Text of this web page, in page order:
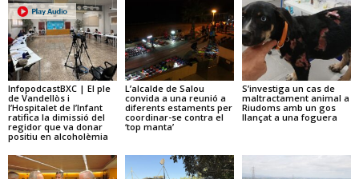
InfopodcastBXC | El ple
de Vandellòs i
l’Hospitalet de l’Infant
ratifica la dimissió del
regidor que va donar
positiu en alcoholèmia
L’alcalde de Salou
convida a una reunió a
diferents estaments per
coordinar-se contra el
‘top manta’
S’investiga un cas de
maltractament animal a
Riudoms amb un gos
llançat a una foguera